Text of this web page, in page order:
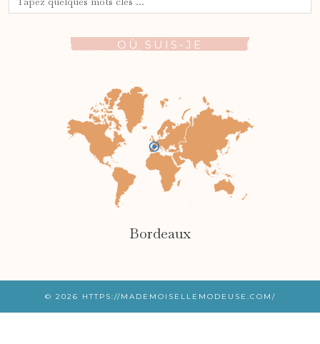
OÙ SUIS-JE
Bordeaux
© 2026 HTTPS://MADEMOISELLEMODEUSE.COM/